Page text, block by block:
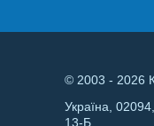
© 2003 - 2026
Україна,
13-Б